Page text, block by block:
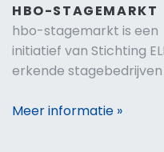
HBO-STAGEMARKT
hbo-stagemarkt is een
initiatief van Stichting
erkende
Meer informatie »